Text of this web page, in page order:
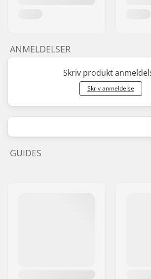
ANMELDELSER
Skriv produkt
Skriv anmeldelse
GUIDES